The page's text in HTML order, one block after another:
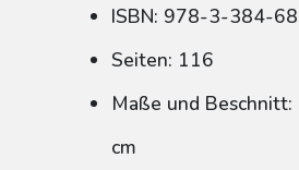
ISBN: 978-3-384-
Seiten: 116
Maße und
cm